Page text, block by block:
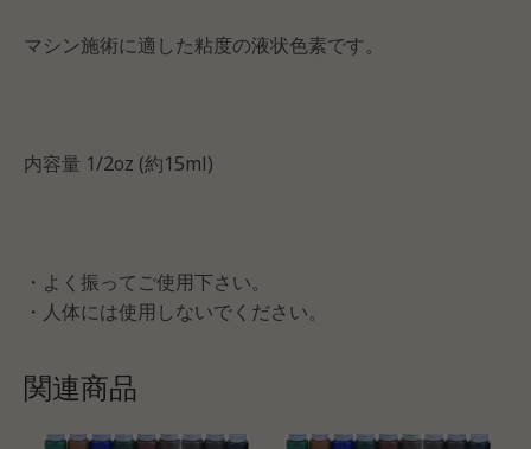
マシン施術に適した粘度の液状色素です。
内容量 1/2oz (約15ml)
・よく振ってご使用下さい。
・人体には使用しないでください。
関連商品